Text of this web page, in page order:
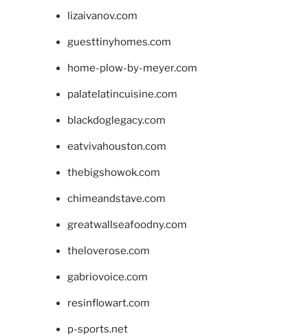
lizaivanov.com
guesttinyhomes.com
home-plow-by-meyer.com
palatelatincuisine.com
blackdoglegacy.com
eatvivahouston.com
thebigshowok.com
chimeandstave.com
greatwallseafoodny.com
theloverose.com
gabriovoice.com
resinflowart.com
p-sports.net